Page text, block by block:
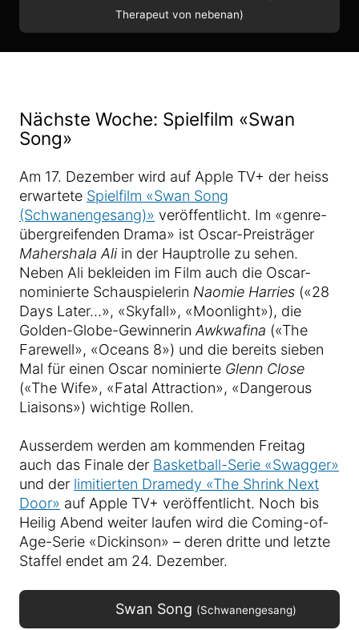
Therapeut von nebenan)
Nächste Woche: Spielfilm «Swan
Song»
Am 17. Dezember wird auf Apple TV+ der heiss
erwartete Spielfilm «Swan Song
(Schwanengesang)» veröffentlicht. Im «genre-
übergreifenden Drama» ist Oscar-Preisträger
Mahershala Ali in der Hauptrolle zu sehen.
Neben Ali bekleiden im Film auch die Oscar-
nominierte Schauspielerin Naomie Harries («28
Days Later…», «Skyfall», «Moonlight»), die
Golden-Globe-Gewinnerin Awkwafina («The
Farewell», «Oceans 8») und die bereits sieben
Mal für einen Oscar nominierte Glenn Close
(«The Wife», «Fatal Attraction», «Dangerous
Liaisons») wichtige Rollen.
Ausserdem werden am kommenden Freitag
auch das Finale der Basketball-Serie «Swagger»
und der limitierten Dramedy «The Shrink Next
Door» auf Apple TV+ veröffentlicht. Noch bis
Heilig Abend weiter laufen wird die Coming-of-
Age-Serie «Dickinson» – deren dritte und letzte
Staffel endet am 24. Dezember.
Swan Song (Schwanengesang)